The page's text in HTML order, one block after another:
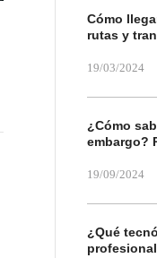
Cómo
rutas y
19/03/2024
¿Cómo
embargo?
19/09/2024
¿Qué